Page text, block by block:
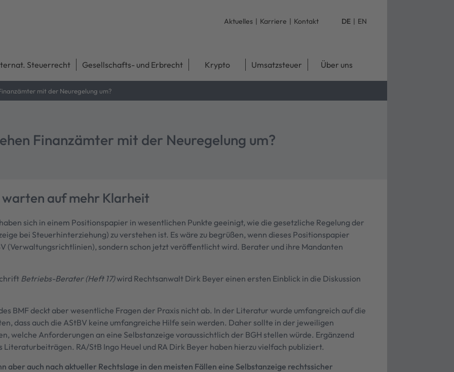
Aktuelles | Karriere | Kontakt DE | EN
Steuerrecht Gesellschafts- und Erbrecht Krypto Umsatzsteuer Über uns
mit der Neuregelung um?
Finanzämter mit der Neuregelung um?
auf mehr Klarheit
sich in einem Positionspapier in wesentlichen Punkte geeinigt, wie die gesetzliche Regelung der
bei Steuerhinterziehung) zu verstehen ist. Es wäre zu begrüßen, wenn dieses Positionspapier
(Verwaltungsrichtlinien), sondern schon jetzt veröffentlicht wird. Berater und ihre Mandanten
Betriebs-Berater (Heft 17)wird Rechtsanwalt Dirk Beyer einen ersten Einblick in die Diskussion
BMF deckt aber wesentliche Fragen der Praxis nicht ab. In der Literatur wurde umfangreich auf die
dass auch die AStBV keine umfangreiche Hilfe sein werden. Daher sollte in der jeweiligen
welche Anforderungen an eine Selbstanzeige voraussichtlich der BGH stellen würde. Ergänzend
Literaturbeiträgen. RA/StB Ingo Heuel und RA Dirk Beyer haben hierzu vielfach publiziert.
aber auch nach aktueller Rechtslage in den meisten Fällen eine Selbstanzeige rechtssicher